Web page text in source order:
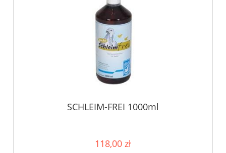
SCHLEIM-FREI 1000ml
118,00 zł